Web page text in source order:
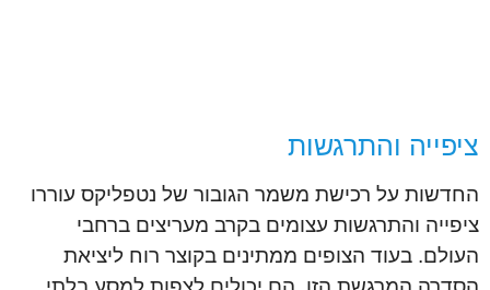
ציפייה והתרגשות
החדשות על רכישת משמר הגובור של נטפליקס עוררו
ציפייה והתרגשות עצומים בקרב מעריצים ברחבי
העולם. בעוד הצופים ממתינים בקוצר רוח ליציאת